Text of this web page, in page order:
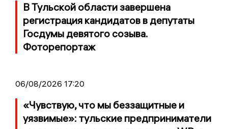
В Тульской области завершена
регистрация кандидатов в депутаты
Госдумы девятого созыва.
Фоторепортаж
06/08/2026 17:20
«Чувствую, что мы беззащитные и
уязвимые»: тульские предприниматели